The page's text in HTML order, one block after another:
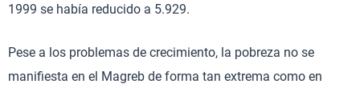
1999 se había reducido a 5.929.
Pese a los problemas de crecimiento, la pobreza no se
manifiesta en el Magreb de forma tan extrema como en